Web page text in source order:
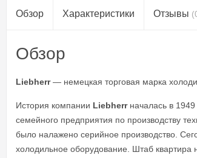
Обзор Характеристики Отзывы
Обзор
Liebherr— немецкая торговая марка
История компании Liebherrначалась в 1949
семейного предприятия по производству
было налажено серийное производство.
холодильное оборудование. Штаб